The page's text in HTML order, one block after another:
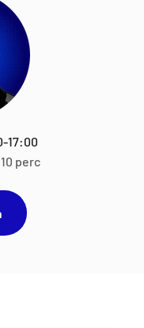
17:00
perc